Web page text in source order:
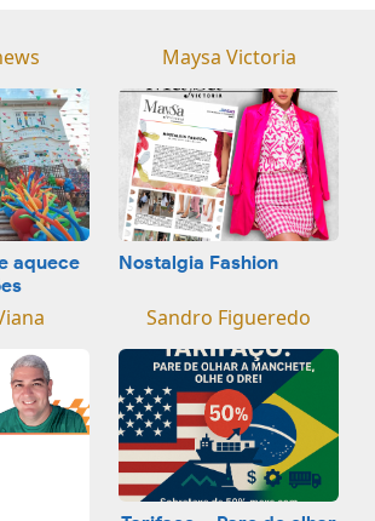
aquece
Maysa Victoria
Nostalgia Fashion
Sandro Figueredo